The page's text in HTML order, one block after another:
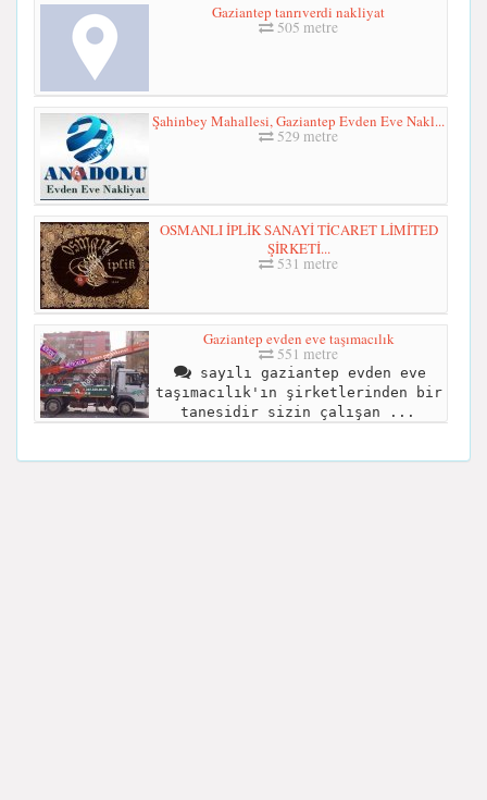
Gaziantep tanrıverdi nakliyat
505 metre
Şahinbey Mahallesi, Gaziantep Evden Eve Nakl...
529 metre
OSMANLI İPLİK SANAYİ TİCARET LİMİTED
ŞİRKETİ...
531 metre
Gaziantep evden eve taşımacılık
551 metre
sayılı gaziantep evden eve
taşımacılık'ın şirketlerinden bir
tanesidir sizin çalışan ...